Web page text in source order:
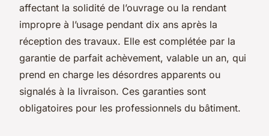
affectant la solidité de l’ouvrage ou la rendant
impropre à l’usage pendant dix ans après la
réception des travaux. Elle est complétée par la
garantie de parfait achèvement, valable un an, qui
prend en charge les désordres apparents ou
signalés à la livraison. Ces garanties sont
obligatoires pour les professionnels du bâtiment.